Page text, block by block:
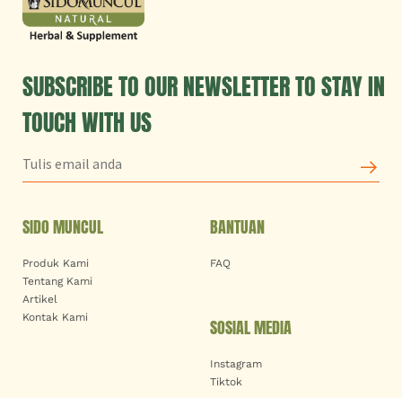
SUBSCRIBE TO OUR NEWSLETTER TO STAY IN
TOUCH WITH US
SIDO MUNCUL
Produk Kami
Tentang Kami
Artikel
Kontak Kami
BANTUAN
FAQ
SOSIAL MEDIA
Instagram
Tiktok